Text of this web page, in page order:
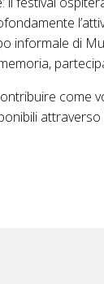
informale di
come
attraverso